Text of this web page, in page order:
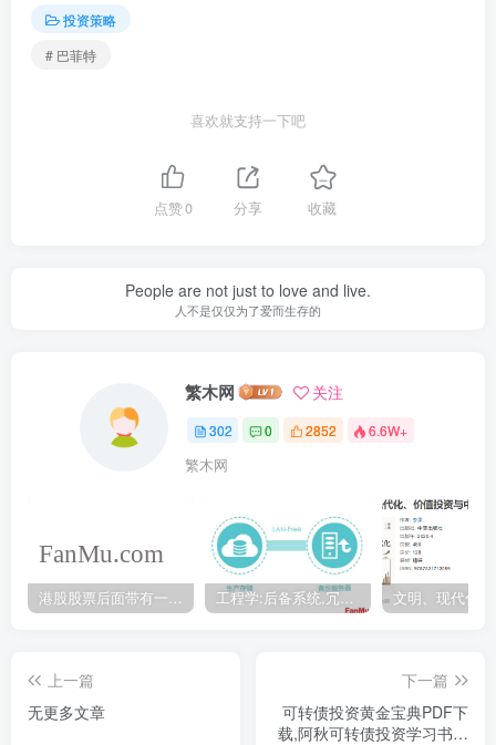
投资策略
# 巴菲特
喜欢就支持一下吧
点赞0 分享 收藏
People are not just to love and live.
人不是仅仅为了爱而生存的
繁木网 关注
302 0 2852 6.6W+
繁木网
港股股票后面带有一个B是什么意思？股票名字带-W,-R,-S呢 工程学:后备系统,冗余备份系统,冗余设计系统-芒格多学科思维模型
上一篇
无更多文章
下一篇
可转债投资黄金宝典PDF下
载,阿秋可转债投资学习书籍